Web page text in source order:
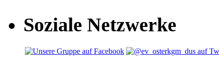
Soziale Netzwerke